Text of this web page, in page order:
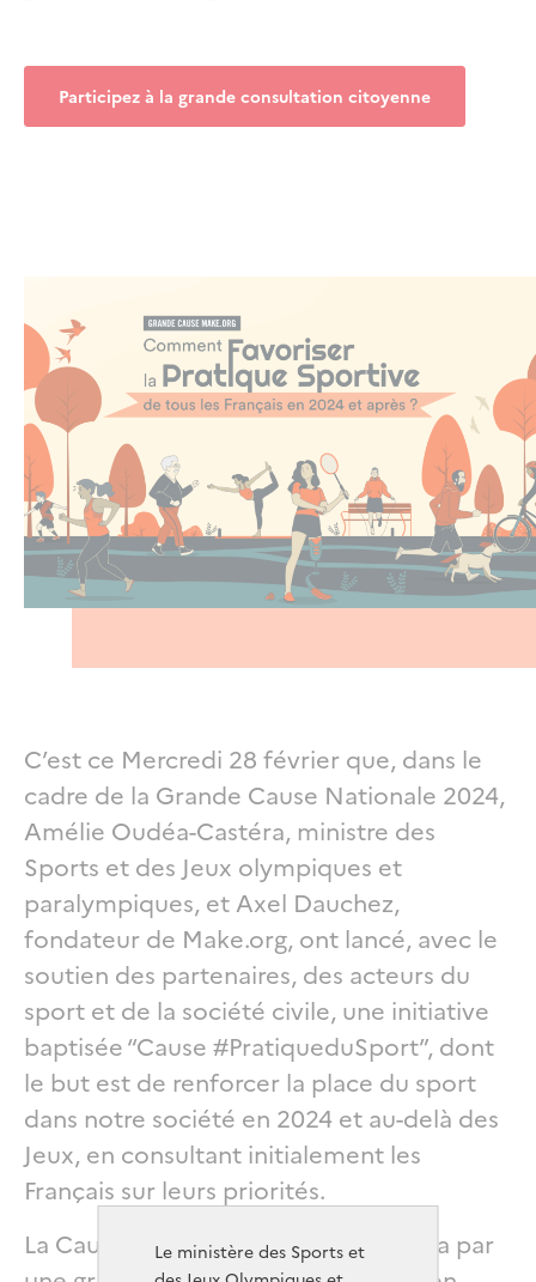
Le ministère des Sports et
Participez à la grande consultation citoyenne
C’est ce Mercredi 28 février que, dans le
cadre de la Grande Cause Nationale 2024,
Amélie Oudéa-Castéra, ministre des
Sports et des Jeux olympiques et
paralympiques, et Axel Dauchez,
fondateur de Make.org, ont lancé, avec le
soutien des partenaires, des acteurs du
sport et de la société civile, une initiative
baptisée “Cause #PratiqueduSport”, dont
le but est de renforcer la place du sport
dans notre société en 2024 et au-delà des
Jeux, en consultant initialement les
Français sur leurs priorités.
La Cause #PratiqueduSport débutera par